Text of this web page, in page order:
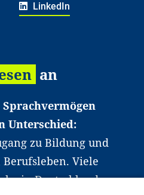
LinkedIn
an
Unterschied:
zu Bildung und
Viele
in Deutschland